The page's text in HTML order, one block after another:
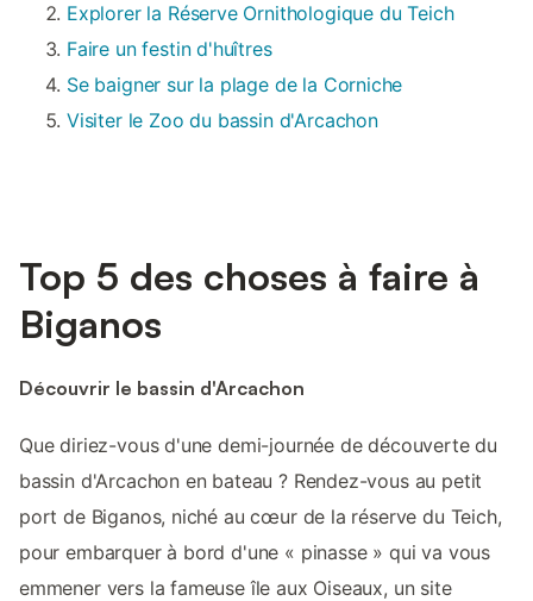
Explorer la Réserve Ornithologique du Teich
Faire un festin d'huîtres
Se baigner sur la plage de la Corniche
Visiter le Zoo du bassin d'Arcachon
Top 5 des choses à faire à
Biganos
Découvrir le bassin d'Arcachon
Que diriez-vous d'une demi-journée de découverte du
bassin d'Arcachon en bateau ? Rendez-vous au petit
port de Biganos, niché au cœur de la réserve du Teich,
pour embarquer à bord d'une « pinasse » qui va vous
emmener vers la fameuse île aux Oiseaux, un site